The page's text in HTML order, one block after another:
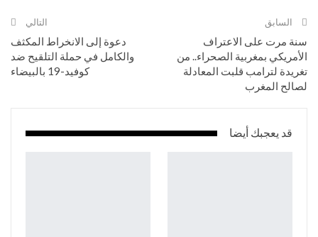
السابق
سنة مرت على الاعتراف
الأمريكي بمغربية الصحراء.. من
تغريدة لترامب قلبت المعادلة
لصالح المغرب
التالي
دعوة إلى الانخراط المكثف
والكامل في حملة التلقيح ضد
كوفيد-19 بالبيضاء
قد يعجبك أيضا